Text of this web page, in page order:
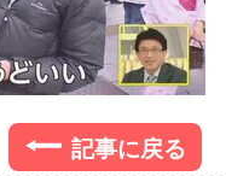
記事に戻る